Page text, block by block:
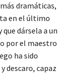
dramáticas,
en el último
dársela a un
por el maestro
ha sido
descaro, capaz